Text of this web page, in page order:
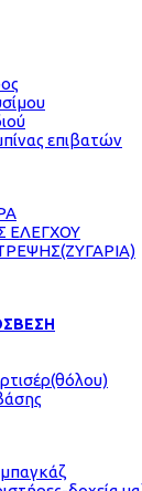
επιβατών
ΕΛΕΓΧΟΥ